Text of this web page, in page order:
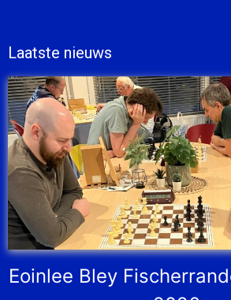
Laatste nieuws
Eoinlee Bley